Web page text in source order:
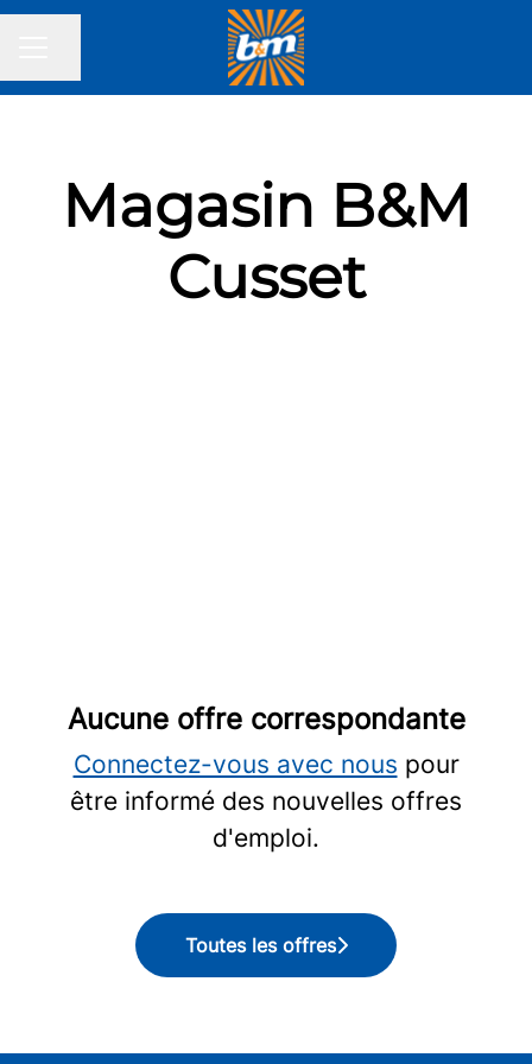
Magasin B&M
Cusset
Aucune offre correspondante
Connectez-vous avec nous pour
être informé des nouvelles offres
d'emploi.
Toutes les offres